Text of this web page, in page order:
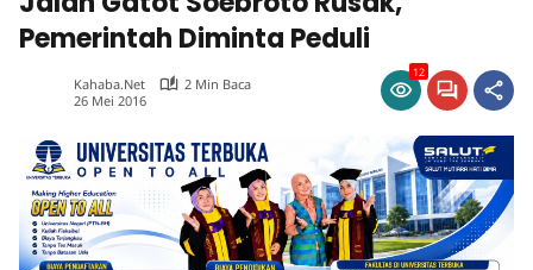
Pemerintah Diminta Peduli
Kahaba.net
2 Min Baca
26 Mei 2016
12